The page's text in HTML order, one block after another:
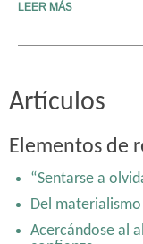
LEER MÁS
Artículos
Elementos de
“Sentarse a
Del
Acercándose al